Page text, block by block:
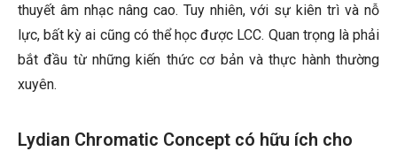
thuyết âm nhạc nâng cao. Tuy nhiên, với sự kiên trì và nỗ
lực, bất kỳ ai cũng có thể học được LCC. Quan trọng là phải
bắt đầu từ những kiến thức cơ bản và thực hành thường
xuyên.
Lydian Chromatic Concept có hữu ích cho